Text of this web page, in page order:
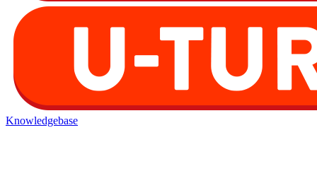
Knowledgebase